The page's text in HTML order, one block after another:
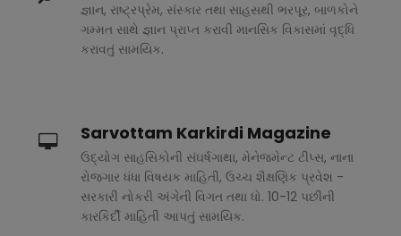
જ્ઞાન, રાષ્ટ્રપ્રેમ, સંસ્કાર તથા સાહસથી ભરપૂર, બાળકોને
ગમ્મત સાથે જ્ઞાન પ્રાપ્ત કરાવી માનસિક વિકાસમાં વૃદ્ધિ
કરાવતું સામયિક.
Sarvottam Karkirdi Magazine
ઉદ્યોગ સાહસિકોની સંઘર્ષગાથા, મેનેજમેન્ટ ટીપ્સ, નાના
રોજગાર ધંધા વિષયક માહિતી, ઉચ્ચ શૈક્ષણિક પ્રવેશ -
સરકારી નોકરી અંગેની વિગત તથા ધો. 10-12 પછીની
કારકિર્દી માહિતી આપતું સામયિક.